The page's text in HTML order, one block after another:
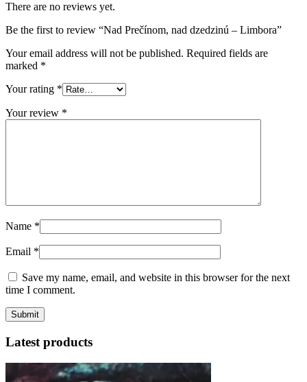
There are no reviews yet.
Be the first to review “Nad Prečínom, nad dzedzinú – Limbora”
Your email address will not be published. Required fields are
marked *
Your rating *
Your review *
Name *
Email *
Save my name, email, and website in this browser for the next
time I comment.
Latest products